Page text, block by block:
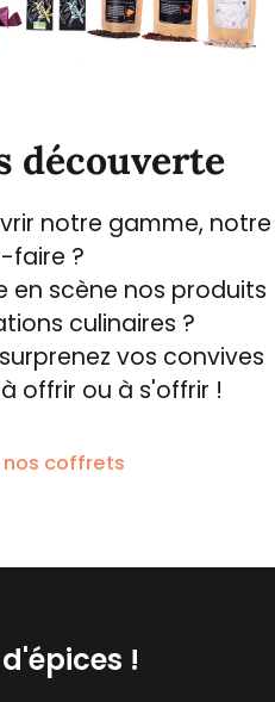
découverte
notre gamme, notre
faire ?
en scène nos produits
culinaires ?
vos convives
offrir ou à s'offrir !
nos coffrets
!